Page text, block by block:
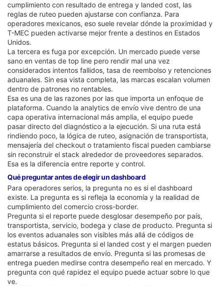
cumplimiento con resultado de entrega y landed cost, las
reglas de ruteo pueden ajustarse con confianza. Para
operadores mexicanos, eso suele revelar dónde la proximidad y
T-MEC pueden activarse mejor frente a destinos en Estados
Unidos.
La tercera es fuga por excepción. Un mercado puede verse
sano en ventas de top line pero rendir mal una vez
considerados intentos fallidos, tasa de reembolso y retenciones
aduanales. Sin esa vista completa, las marcas escalan volumen
dentro de patrones no rentables.
Esa es una de las razones por las que importa un enfoque de
plataforma. Cuando la analytics de envío vive dentro de una
capa operativa internacional más amplia, el equipo puede
pasar directo del diagnóstico a la ejecución. Si una ruta está
rindiendo poco, la lógica de ruteo, asignación de transportista,
mensajería del checkout o tratamiento fiscal pueden cambiarse
sin reconstruir el stack alrededor de proveedores separados.
Esa es la diferencia entre reporte y control.
Qué preguntar antes de elegir un dashboard
Para operadores serios, la pregunta no es si el dashboard
existe. La pregunta es si refleja la economía y la realidad de
cumplimiento del comercio cross-border.
Pregunta si el reporte puede desglosar desempeño por país,
transportista, servicio, bodega y clase de producto. Pregunta si
los eventos aduanales son visibles más allá de códigos de
estatus básicos. Pregunta si el landed cost y el margen pueden
amarrarse a resultados de envío. Pregunta si las promesas de
entrega pueden medirse contra desempeño real en mercado. Y
pregunta con qué rapidez el equipo puede actuar sobre lo que
ve.